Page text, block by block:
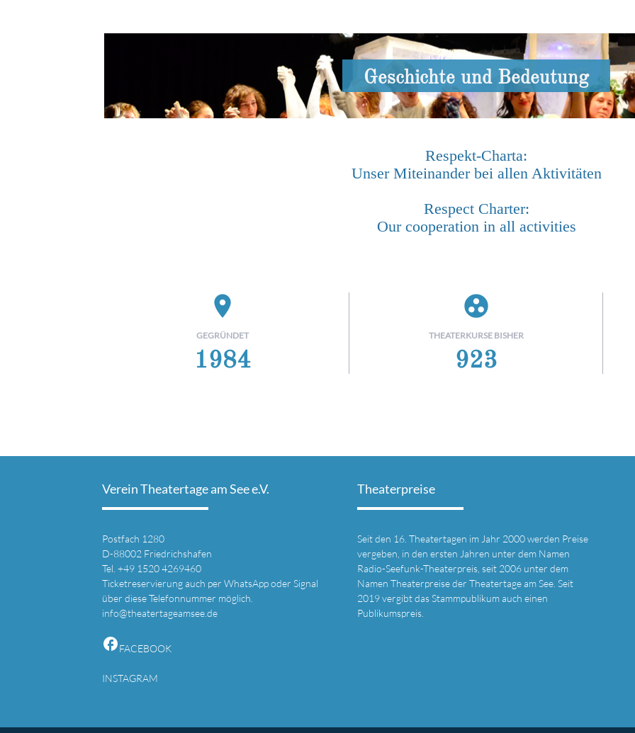
Geschichte und Bedeutung
Respekt-Charta:
Unser Miteinander bei allen Aktivitäten
Respect Charter:
Our cooperation in all activities
place
GEGRÜNDET
1984
group_work
THEATERKURSE BISHER
923
Verein Theatertage am See e.V.
Postfach 1280
D-88002 Friedrichshafen
Tel. +49 1520 4269460
Ticketreservierung auch per WhatsApp oder Signal
über diese Telefonnummer möglich.
info@theatertageamsee.de
facebookFACEBOOK
INSTAGRAM
Theaterpreise
Seit den 16. Theatertagen im Jahr 2000 werden Preise
vergeben, in den ersten Jahren unter dem Namen
Radio-Seefunk-Theaterpreis, seit 2006 unter dem
Namen Theaterpreise der Theatertage am See. Seit
2019 vergibt das Stammpublikum auch einen
Publikumspreis.